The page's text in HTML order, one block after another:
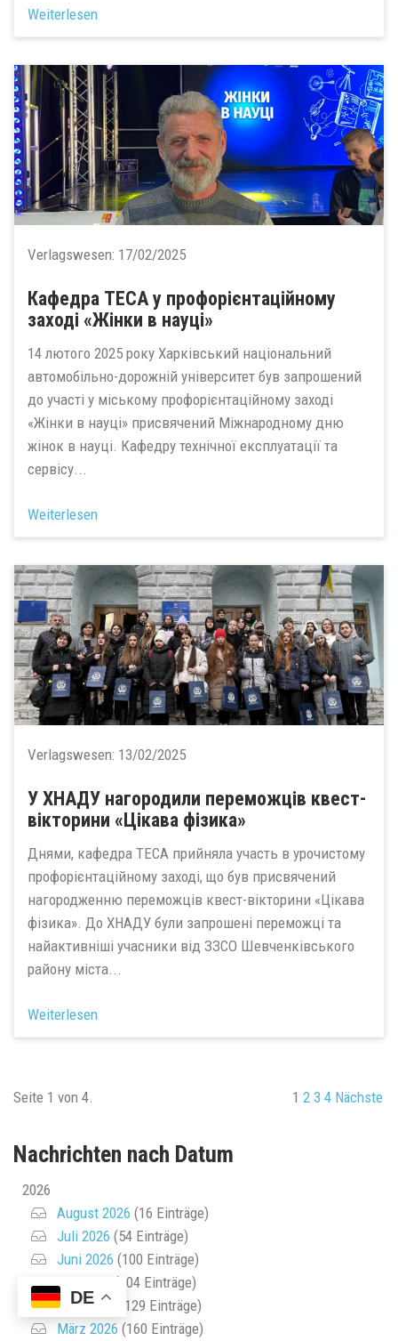
Weiterlesen
Verlagswesen: 17/02/2025
Кафедра ТЕСА у профорієнтаційному
заході «Жінки в науці»
14 лютого 2025 року Харківський національний
автомобільно-дорожній університет був запрошений
до участі у міському профорієнтаційному заході
«Жінки в науці» присвячений Міжнародному дню
жінок в науці. Кафедру технічної експлуатації та
сервісу...
Weiterlesen
Verlagswesen: 13/02/2025
У ХНАДУ нагородили переможців квест-
вікторини «Цікава фізика»
Днями, кафедра ТЕСА прийняла участь в урочистому
профорієнтаційному заході, що був присвячений
нагородженню переможців квест-вікторини «Цікава
фізика». До ХНАДУ були запрошені переможці та
найактивніші учасники від ЗЗСО Шевченківського
району міста...
Weiterlesen
Seite 1 von 4. 1 2 3 4 Nächste
Nachrichten nach Datum
2026
August 2026 (16 Einträge)
Juli 2026 (54 Einträge)
Juni 2026 (100 Einträge)
Mai 2026
(204 Einträge)
April 2026
(129 Einträge)
März 2026 (160 Einträge)
DE